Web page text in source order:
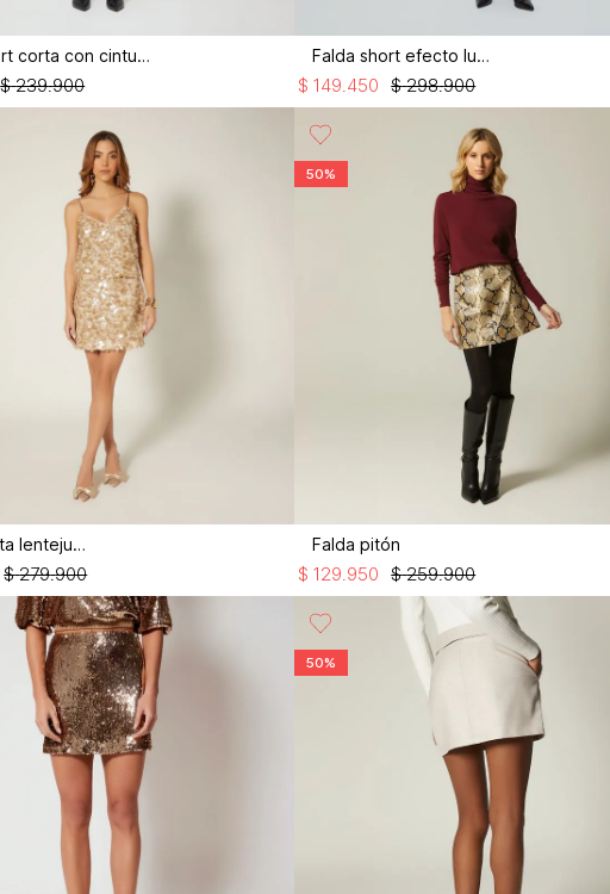
Falda short corta con cinturon
$ 239.900
Falda short efecto lurex
$ 298.900
$ 149.450
Falda corta lentejuela
$ 279.900
50%
Falda pitón
$ 259.900
$ 129.950
50%